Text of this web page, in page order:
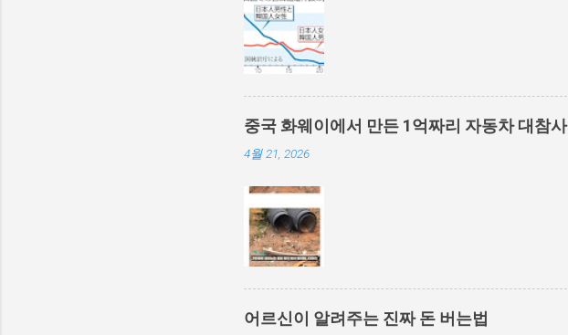
중국 화웨이에서 만든 1억짜리 자동차 대참사
4월 21, 2026
어르신이 알려주는 진짜 돈 버는법